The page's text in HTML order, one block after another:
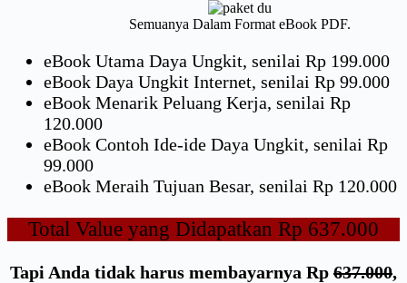
Semuanya Dalam Format eBook PDF.
eBook Utama Daya Ungkit, senilai Rp 199.000
eBook Daya Ungkit Internet, senilai Rp 99.000
eBook Menarik Peluang Kerja, senilai Rp
120.000
eBook Contoh Ide-ide Daya Ungkit, senilai Rp
99.000
eBook Meraih Tujuan Besar, senilai Rp 120.000
Total Value yang Didapatkan Rp 637.000
Tapi Anda tidak harus membayarnya Rp 637.000,